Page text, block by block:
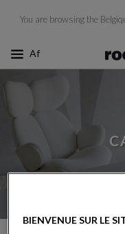
You are browsing the
BIENVENUE SUR LE